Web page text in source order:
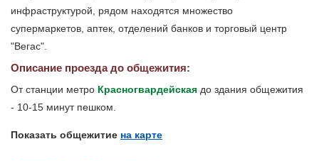
инфраструктурой, рядом находятся множество
супермаркетов, аптек, отделений банков и торговый центр
"Вегас".
Описание проезда до общежития:
От станции метро Красногвардейская до здания общежития
- 10-15 минут пешком.
Показать общежитие на карте